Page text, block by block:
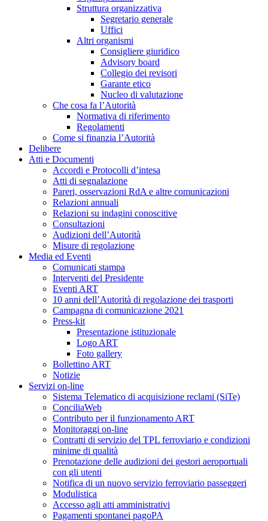
Struttura organizzativa
Segretario generale
Uffici
Altri organismi
Consigliere giuridico
Advisory board
Collegio dei revisori
Garante etico
Nucleo di valutazione
Che cosa fa l’Autorità
Normativa di riferimento
Regolamenti
Come si finanzia l’Autorità
Delibere
Atti e Documenti
Accordi e Protocolli d’intesa
Atti di segnalazione
Pareri, osservazioni RdA e altre comunicazioni
Relazioni annuali
Relazioni su indagini conoscitive
Consultazioni
Audizioni dell’Autorità
Misure di regolazione
Media ed Eventi
Comunicati stampa
Interventi del Presidente
Eventi ART
10 anni dell’Autorità di regolazione dei trasporti
Campagna di comunicazione 2021
Press-kit
Presentazione istituzionale
Logo ART
Foto gallery
Bollettino ART
Notizie
Servizi on-line
Sistema Telematico di acquisizione reclami (SiTe)
ConciliaWeb
Contributo per il funzionamento ART
Monitoraggi on-line
Contratti di servizio del TPL ferroviario e condizioni
minime di qualità
Prenotazione delle audizioni dei gestori aeroportuali
con gli utenti
Notifica di un nuovo servizio ferroviario passeggeri
Modulistica
Accesso agli atti amministrativi
Pagamenti spontanei pagoPA